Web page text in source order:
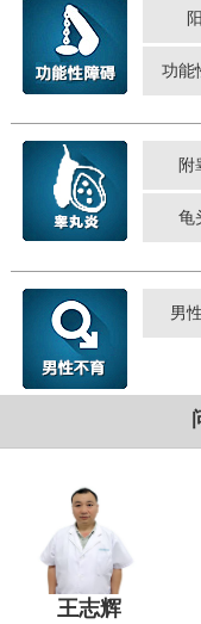
功能
附
龟
男
王志辉